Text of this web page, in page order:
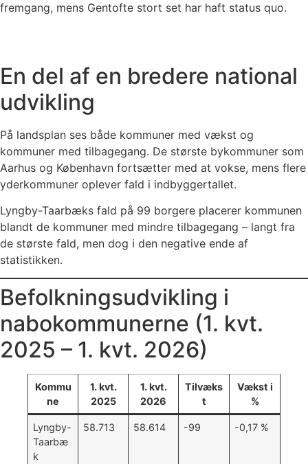
fremgang, mens Gentofte stort set har haft status quo.
En del af en bredere national
udvikling
På landsplan ses både kommuner med vækst og
kommuner med tilbagegang. De største bykommuner som
Aarhus og København fortsætter med at vokse, mens flere
yderkommuner oplever fald i indbyggertallet.
Lyngby-Taarbæks fald på 99 borgere placerer kommunen
blandt de kommuner med mindre tilbagegang – langt fra
de største fald, men dog i den negative ende af
statistikken.
Befolkningsudvikling i
nabokommunerne (1. kvt.
2025 – 1. kvt. 2026)
Kommu
ne
1. kvt.
2025
1. kvt.
2026
Tilvæks
t
Vækst i
%
Lyngby-
Taarbæ
k
58.713 58.614 -99 -0,17 %